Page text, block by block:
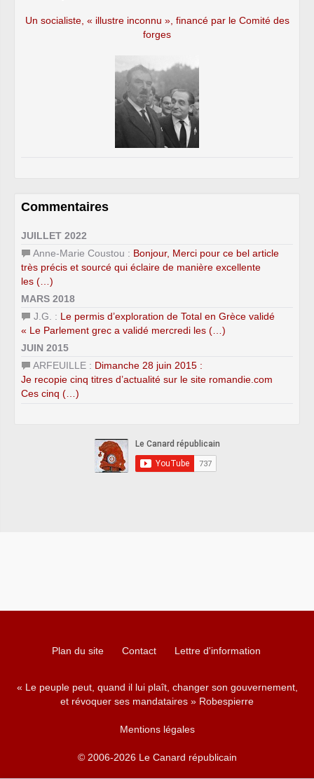
Un socialiste, « illustre inconnu », financé par le Comité des
forges
Commentaires
JUILLET 2022
Anne-Marie Coustou : Bonjour, Merci pour ce bel article
très précis et sourcé qui éclaire de manière excellente
les (…)
MARS 2018
J.G. : Le permis d’exploration de Total en Grèce validé
« Le Parlement grec a validé mercredi les (…)
JUIN 2015
ARFEUILLE : Dimanche 28 juin 2015 :
Je recopie cinq titres d’actualité sur le site romandie.com
Ces cinq (…)
Plan du site Contact Lettre d'information
« Le peuple peut, quand il lui plaît, changer son gouvernement,
et révoquer ses mandataires » Robespierre
Mentions légales
© 2006-2026 Le Canard républicain